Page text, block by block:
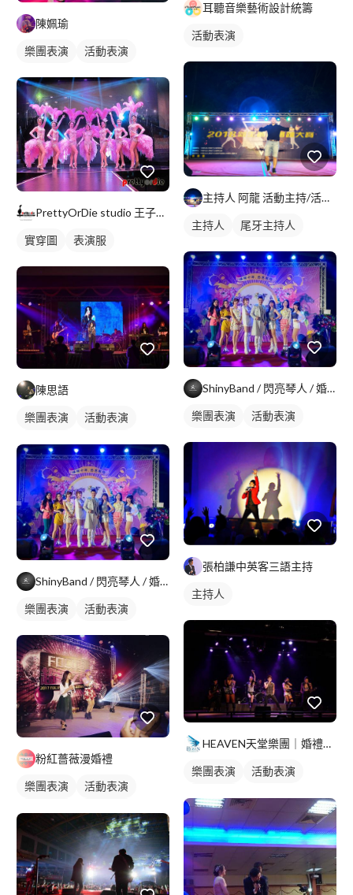
陳姵瑜
樂團表演 活動表演
PrettyOrDie studio 王子街38號表演服裝
實穿圖 表演服
陳思語
樂團表演
活動表演
ShinyBand / 閃亮琴人 / 婚禮樂團 /活動樂團/
樂團表演 活動表演
粉紅薔薇漫婚禮
樂團表演
活動表演
耳聽音樂藝術設計統籌
活動表演
主持人 阿龍 活動主持/活動設計/團康帶動/團康設計
主持人 尾牙主持人
ShinyBand / 閃亮琴人 / 婚禮樂團 /活動樂團/
樂團表演 活動表演
張柏謙中英客三語主持
主持人
HEAVEN天堂樂團｜婚禮｜商演｜活動
樂團表演
活動表演